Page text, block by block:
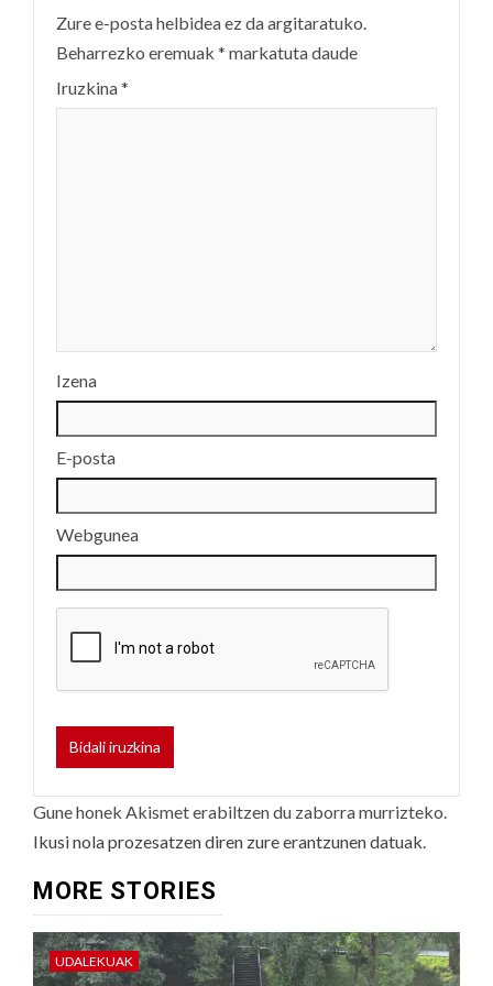
Zure e-posta helbidea ez da argitaratuko.
Beharrezko eremuak * markatuta daude
Iruzkina*
Izena
E-posta
Webgunea
Gune honek Akismet erabiltzen du zaborra murrizteko.
Ikusi nola prozesatzen diren zure erantzunen datuak.
MORE STORIES
UDALEKUAK